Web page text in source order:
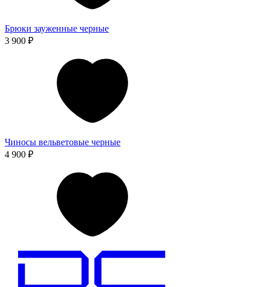
Брюки зауженные черные
3 900 ₽
Чиносы вельветовые черные
4 900 ₽